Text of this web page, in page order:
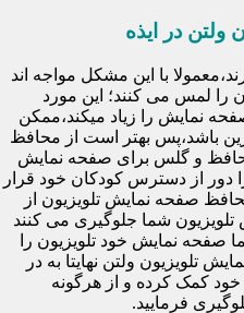
در ایذه
با این مشکل مواجه اند
را لمس می کنند؛ این مورد
نمایش را زیاد میکند،ممکن
باشد،پس بهتر است از محافظ
و گلس برای صفحه نمایش
را دور از دسترس کودکان خود قرار
صفحه نمایش تلویزیون از
شما جلوگیری می کنند
صفحه نمایش خود تلویزیون را
تلویزیون ولتن نهایتا به در
خود کمک کرده و از هرگونه
فرمایید.